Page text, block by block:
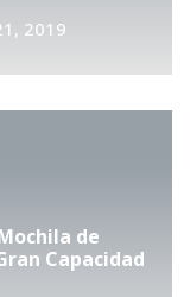
2019
de
Capacidad